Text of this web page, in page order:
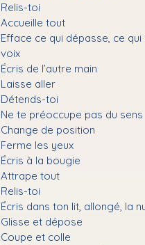
Relis-toi
Accueille tout
Efface ce qui dépasse, ce
voix
Écris de l’autre main
Laisse aller
Détends-toi
Ne te préoccupe pas du sens
Change de position
Ferme les yeux
Écris à la bougie
Attrape tout
Relis-toi
Écris dans ton lit, allongé, la
Glisse et dépose
Coupe et colle